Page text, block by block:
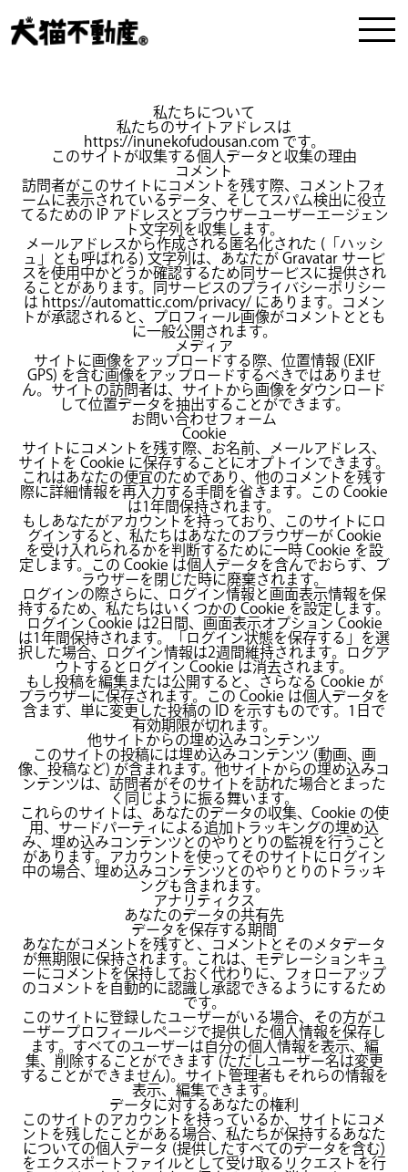
私たちについて
私たちのサイトアドレスは
https://inunekofudousan.com です。
このサイトが収集する個人データと収集の理由
コメント
訪問者がこのサイトにコメントを残す際、コメントフォ
ームに表示されているデータ、そしてスパム検出に役立
てるための IP アドレスとブラウザーユーザーエージェン
ト文字列を収集します。
メールアドレスから作成される匿名化された (「ハッシ
ュ」とも呼ばれる) 文字列は、あなたが Gravatar サービ
スを使用中かどうか確認するため同サービスに提供され
ることがあります。同サービスのプライバシーポリシー
は https://automattic.com/privacy/ にあります。コメン
トが承認されると、プロフィール画像がコメントととも
に一般公開されます。
メディア
サイトに画像をアップロードする際、位置情報 (EXIF
GPS) を含む画像をアップロードするべきではありませ
ん。サイトの訪問者は、サイトから画像をダウンロード
して位置データを抽出することができます。
お問い合わせフォーム
Cookie
サイトにコメントを残す際、お名前、メールアドレス、
サイトを Cookie に保存することにオプトインできます。
これはあなたの便宜のためであり、他のコメントを残す
際に詳細情報を再入力する手間を省きます。この Cookie
は1年間保持されます。
もしあなたがアカウントを持っており、このサイトにロ
グインすると、私たちはあなたのブラウザーが Cookie
を受け入れられるかを判断するために一時 Cookie を設
定します。この Cookie は個人データを含んでおらず、ブ
ラウザーを閉じた時に廃棄されます。
ログインの際さらに、ログイン情報と画面表示情報を保
持するため、私たちはいくつかの Cookie を設定します。
ログイン Cookie は2日間、画面表示オプション Cookie
は1年間保持されます。「ログイン状態を保存する」を選
択した場合、ログイン情報は2週間維持されます。ログア
ウトするとログイン Cookie は消去されます。
もし投稿を編集または公開すると、さらなる Cookie が
ブラウザーに保存されます。この Cookie は個人データを
含まず、単に変更した投稿の ID を示すものです。1日で
有効期限が切れます。
他サイトからの埋め込みコンテンツ
このサイトの投稿には埋め込みコンテンツ (動画、画
像、投稿など) が含まれます。他サイトからの埋め込みコ
ンテンツは、訪問者がそのサイトを訪れた場合とまった
く同じように振る舞います。
これらのサイトは、あなたのデータの収集、Cookie の使
用、サードパーティによる追加トラッキングの埋め込
み、埋め込みコンテンツとのやりとりの監視を行うこと
があります。アカウントを使ってそのサイトにログイン
中の場合、埋め込みコンテンツとのやりとりのトラッキ
ングも含まれます。
アナリティクス
あなたのデータの共有先
データを保存する期間
あなたがコメントを残すと、コメントとそのメタデータ
が無期限に保持されます。これは、モデレーションキュ
ーにコメントを保持しておく代わりに、フォローアップ
のコメントを自動的に認識し承認できるようにするため
です。
このサイトに登録したユーザーがいる場合、その方がユ
ーザープロフィールページで提供した個人情報を保存し
ます。すべてのユーザーは自分の個人情報を表示、編
集、削除することができます (ただしユーザー名は変更
することができません)。サイト管理者もそれらの情報を
表示、編集できます。
データに対するあなたの権利
このサイトのアカウントを持っているか、サイトにコメ
ントを残したことがある場合、私たちが保持するあなた
についての個人データ (提供したすべてのデータを含む)
をエクスポートファイルとして受け取るリクエストを行